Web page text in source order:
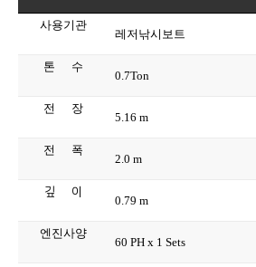
사용기관
레저낚시보트
톤 수
0.7Ton
전 장
5.16 m
전 폭
2.0 m
깊 이
0.79 m
엔진사양
60 PH x 1 Sets